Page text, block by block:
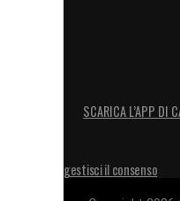
SCARICA L’APP DI
gestisci il consenso